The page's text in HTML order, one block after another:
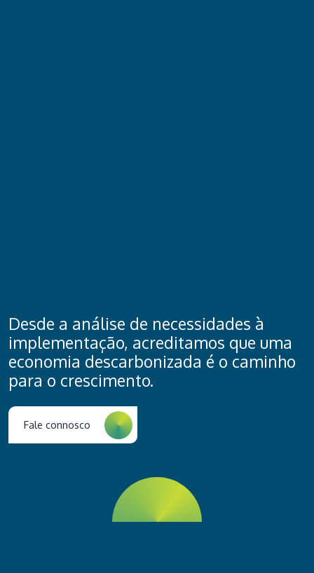
Desde a análise de necessidades à
implementação, acreditamos que uma
economia descarbonizada é o caminho
para o crescimento.
Fale connosco